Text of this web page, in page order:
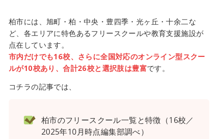
柏市には、旭町・柏・中央・豊四季・光ヶ丘・十余二な
ど、各エリアに特色あるフリースクールや教育支援施設が
点在しています。
市内だけでも16校、さらに全国対応のオンライン型スクー
ルが10校あり、合計26校と選択肢は豊富です。
コチラの記事では、
柏市のフリースクール一覧と特徴（16校／
2025年10月時点編集部調べ）